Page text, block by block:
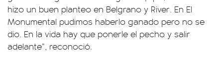
hizo un buen planteo en Belgrano y River. En El
Monumental pudimos haberlo ganado pero no se
dio. En la vida hay que ponerle el pecho y salir
adelante”, reconoció.